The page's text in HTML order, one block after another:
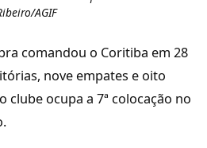
AGIF
comandou o Coritiba em 28
nove empates e oito
clube ocupa a 7ª colocação no